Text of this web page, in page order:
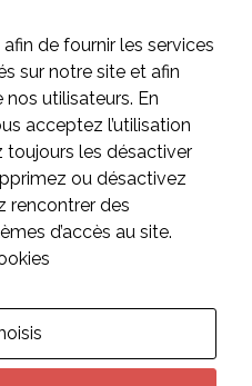
au jeudi
de 13h à 17h
de 13h à 16h
dimanche
CONTACT
les réseaux :
de fournir les services
sur notre site et afin
nos utilisateurs. En
acceptez l’utilisation
toujours les désactiver
ou désactivez
rencontrer des
d’accès au site.